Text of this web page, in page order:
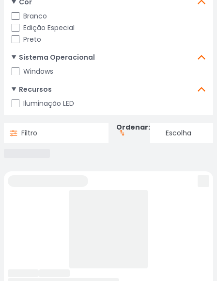
Cor
Branco
Edição Especial
Preto
Sistema Operacional
Windows
Recursos
Iluminação LED
Filtro
Ordenar: